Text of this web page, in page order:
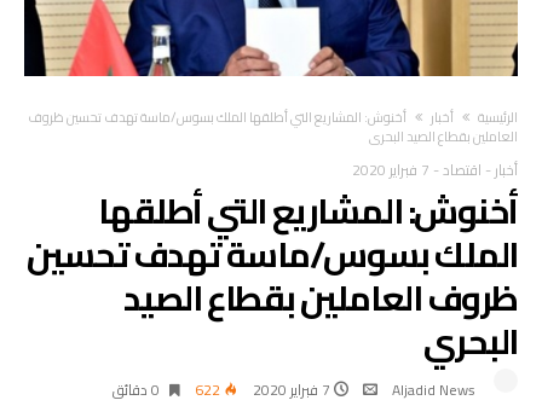
‫الرئيسية‬ أخبار
أخنوش: المشاريع التي أطلقها الملك بسوس/ماسة تهدف تحسين ظروف
العاملين بقطاع الصيد البحري
أخبار- اقتصاد- 7 فبراير 2020
أخنوش: المشاريع التي أطلقها
الملك بسوس/ماسة تهدف تحسين
ظروف العاملين بقطاع الصيد
البحري
Aljadid News 7 فبراير 2020 622 0 ‫دقائق‬